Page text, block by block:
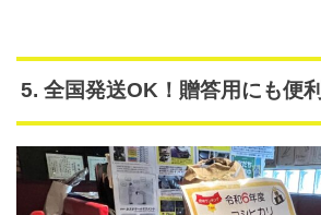
5. 全国発送OK！贈答用にも便利